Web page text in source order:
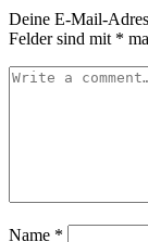
Deine E-Mail-
Felder sind mit *
Name *